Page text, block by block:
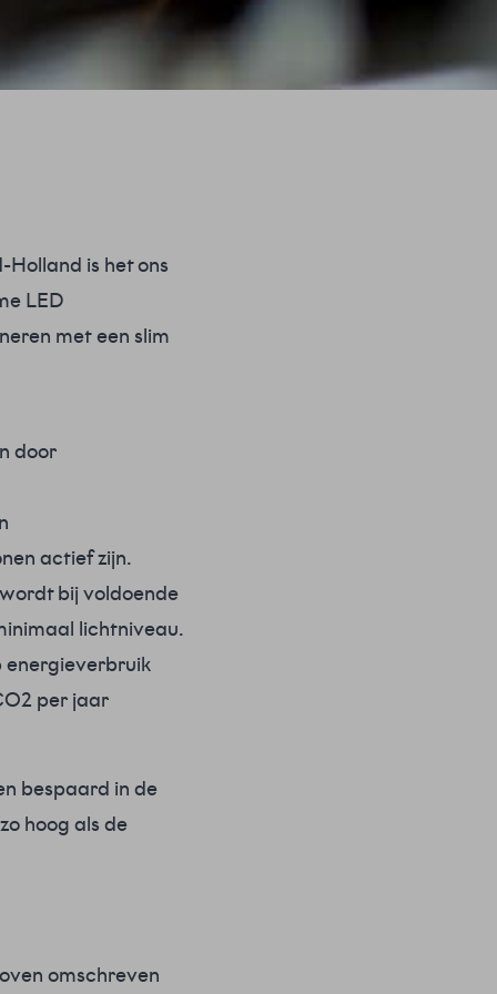
is het ons
LED
met een slim
door
actief zijn.
bij voldoende
lichtniveau.
energieverbruik
per jaar
bespaard in de
hoog als de
omschreven